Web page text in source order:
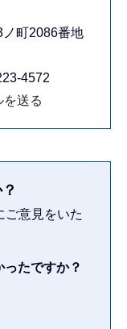
町2086番地
4572
を送る
ご意見をいた
たですか？